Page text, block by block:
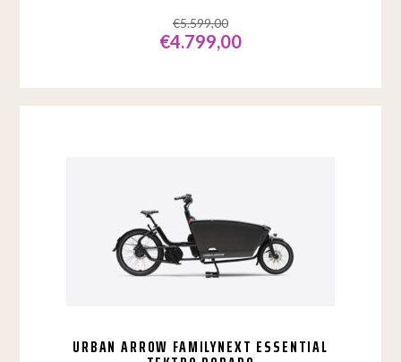
€5.599,00
Oorspronkelijke
prijs
€5.599,00.
€4.799,00
Huidige
prijs
€4.799,00.
URBAN ARROW FAMILYNEXT ESSENTIAL